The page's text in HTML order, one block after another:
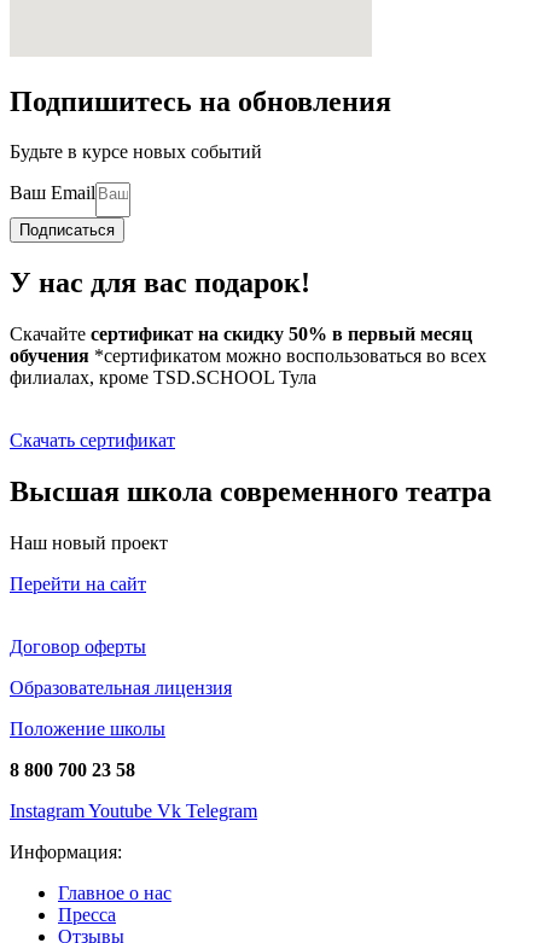
Подпишитесь на обновления
Будьте в курсе новых событий
Ваш Email
Подписаться
У нас для вас подарок!
Скачайте сертификат на скидку 50% в первый месяц
обучения *сертификатом можно воспользоваться во всех
филиалах, кроме TSD.SCHOOL Тула
Скачать сертификат
Высшая школа современного театра
Наш новый проект
Перейти на сайт
Договор оферты
Образовательная лицензия
Положение школы
8 800 700 23 58
InstagramYoutube Vk Telegram
Информация:
Главное о нас
Пресса
Отзывы